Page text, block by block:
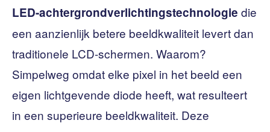
LED-achtergrondverlichtingstechnologie die
een aanzienlijk betere beeldkwaliteit levert dan
traditionele LCD-schermen. Waarom?
Simpelweg omdat elke pixel in het beeld een
eigen lichtgevende diode heeft, wat resulteert
in een superieure beeldkwaliteit. Deze